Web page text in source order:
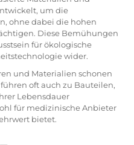
um die
ohne dabei die hohen
Diese Bemühungen
für ökologische
wider.
und Materialien schonen
oft auch zu Bauteilen,
Lebensdauer
für medizinische Anbieter
bietet.